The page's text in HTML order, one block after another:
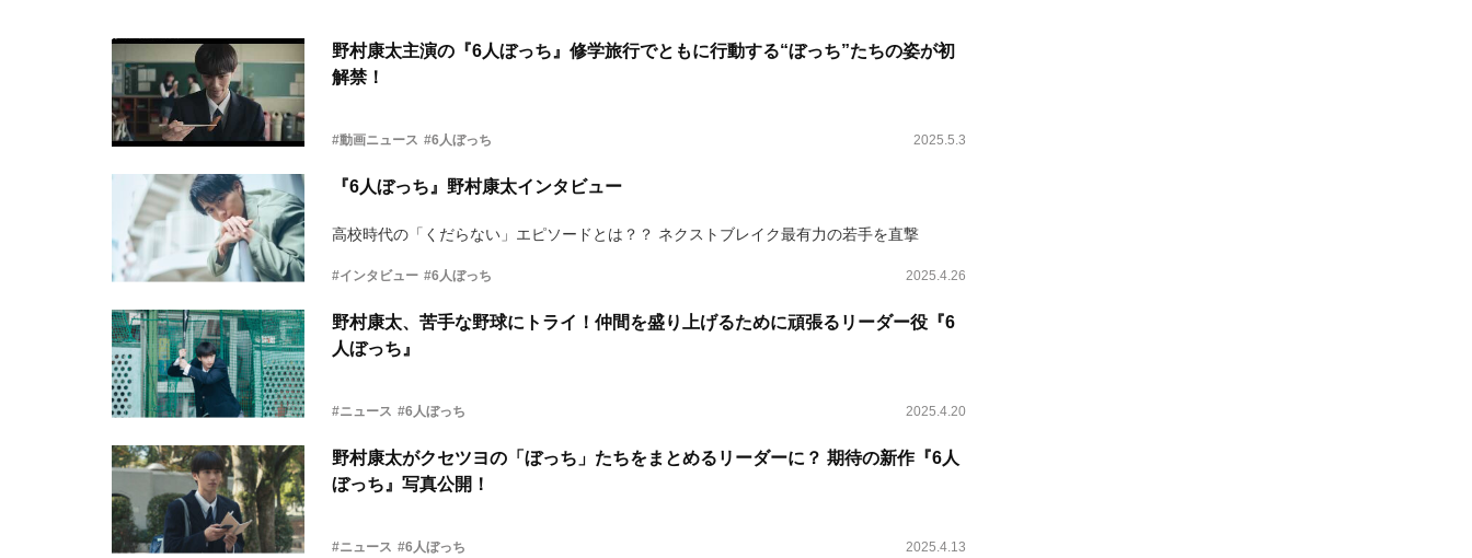
野村康太主演の『6人ぼっち』修学旅行でともに行動する“ぼっち”たちの姿が初
解禁！
#動画ニュース #6人ぼっち 2025.5.3
『6人ぼっち』野村康太インタビュー
高校時代の「くだらない」エピソードとは？？ ネクストブレイク最有力の若手を直撃
#インタビュー #6人ぼっち 2025.4.26
野村康太、苦手な野球にトライ！仲間を盛り上げるために頑張るリーダー役『6
人ぼっち』
#ニュース #6人ぼっち 2025.4.20
野村康太がクセツヨの「ぼっち」たちをまとめるリーダーに？ 期待の新作『6人
ぼっち』写真公開！
#ニュース #6人ぼっち 2025.4.13